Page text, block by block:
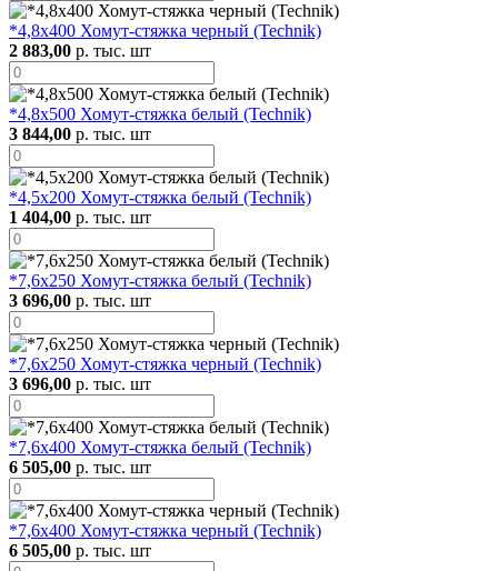
*4,8х400 Хомут-стяжка черный (Technik)
2 883,00 р. тыс. шт
*4,8х500 Хомут-стяжка белый (Technik)
3 844,00 р. тыс. шт
*4,5х200 Хомут-стяжка белый (Technik)
1 404,00 р. тыс. шт
*7,6х250 Хомут-стяжка белый (Technik)
3 696,00 р. тыс. шт
*7,6х250 Хомут-стяжка черный (Technik)
3 696,00 р. тыс. шт
*7,6х400 Хомут-стяжка белый (Technik)
6 505,00 р. тыс. шт
*7,6х400 Хомут-стяжка черный (Technik)
6 505,00 р. тыс. шт